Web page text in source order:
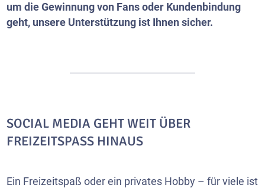
um die Gewinnung von Fans oder Kundenbindung
geht, unsere Unterstützung ist Ihnen sicher.
SOCIAL MEDIA GEHT WEIT ÜBER
FREIZEITSPASS HINAUS
Ein Freizeitspaß oder ein privates Hobby – für viele ist